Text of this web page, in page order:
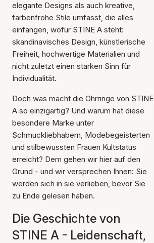
elegante Designs als auch kreative,
farbenfrohe Stile umfasst, die alles
einfangen, wofür STINE A steht:
skandinavisches Design, künstlerische
Freiheit, hochwertige Materialien und
nicht zuletzt einen starken Sinn für
Individualität.
Doch was macht die Ohrringe von STINE
A so einzigartig? Und warum hat diese
besondere Marke unter
Schmuckliebhabern, Modebegeisterten
und stilbewussten Frauen Kultstatus
erreicht? Dem gehen wir hier auf den
Grund - und wir versprechen Ihnen: Sie
werden sich in sie verlieben, bevor Sie
zu Ende gelesen haben.
Die Geschichte von
STINE A - Leidenschaft,